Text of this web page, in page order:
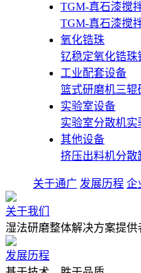
TGM-真石漆搅
TGM-真石漆搅
氧化锆珠
钇稳定氧化锆珠
工业配套设备
篮式研磨机三辊
实验室设备
实验室分散机实
其他设备
挤压出料机分散
关于通广 发展历程 企
关于我们
湿法研磨整体解决方案提供
发展历程